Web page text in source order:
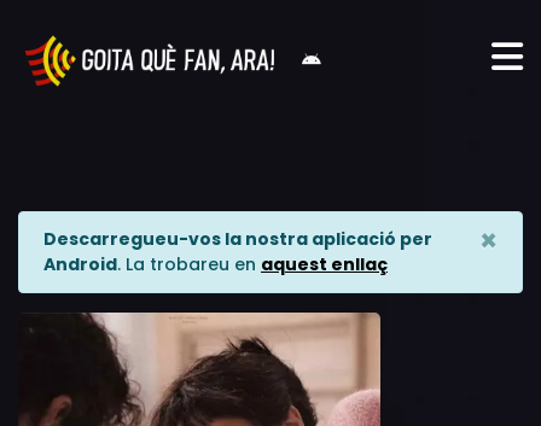
Descarregueu-vos la nostra aplicació per
Android. La trobareu en aquest enllaç
×